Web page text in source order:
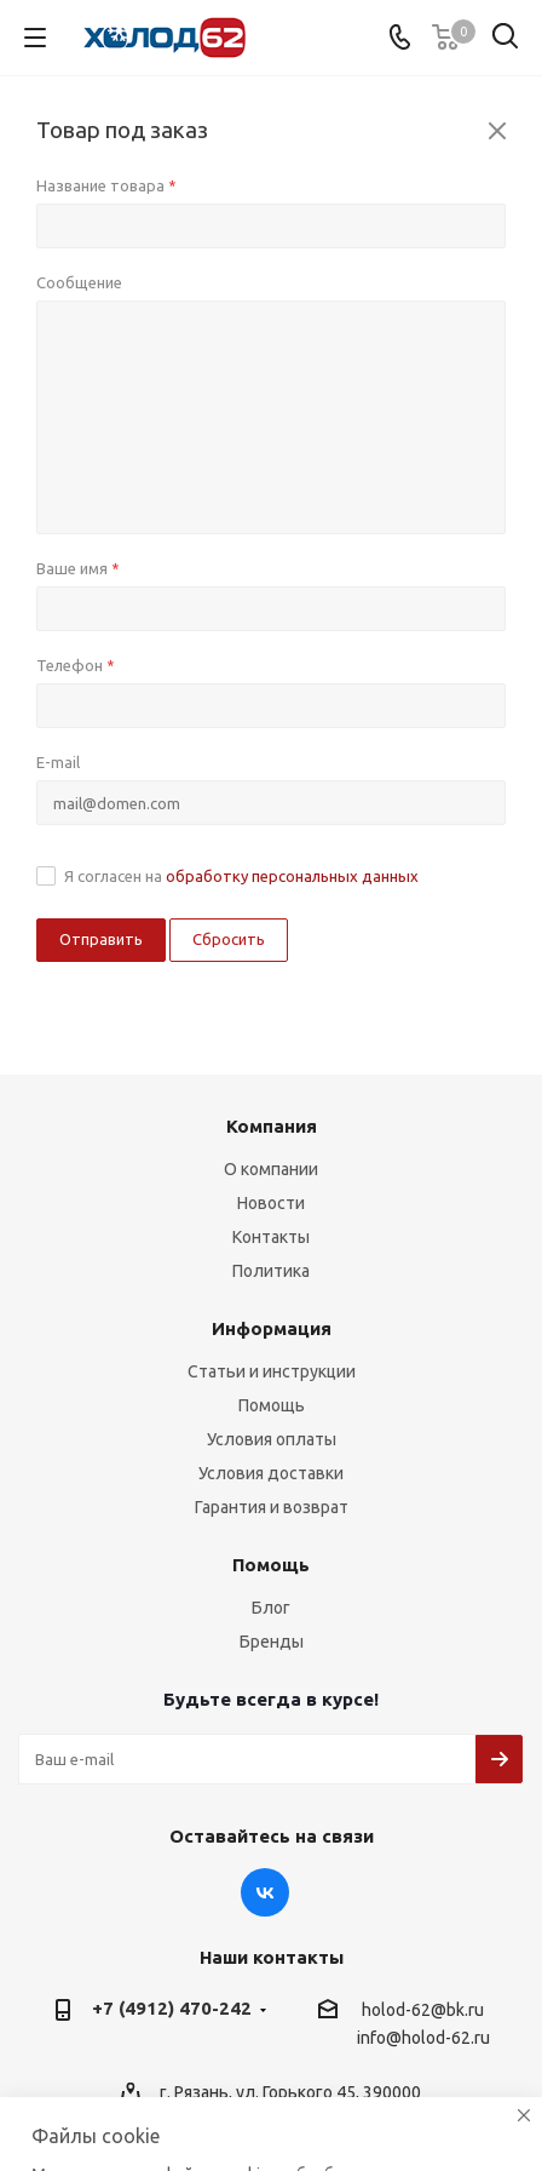
0
Товар под заказ
Название товара *
Сообщение
Ваше имя *
Телефон *
E-mail
Я согласен на обработку персональных данных
Сбросить
Компания
О компании
Новости
Контакты
Политика
Информация
Статьи и инструкции
Помощь
Условия оплаты
Условия доставки
Гарантия и возврат
Помощь
Блог
Бренды
Будьте всегда в курсе!
Оставайтесь на связи
Наши контакты
+7 (4912) 470-242
holod-62@bk.ru
info@holod-62.ru
г. Рязань, ул. Горького 45, 390000
Файлы cookie